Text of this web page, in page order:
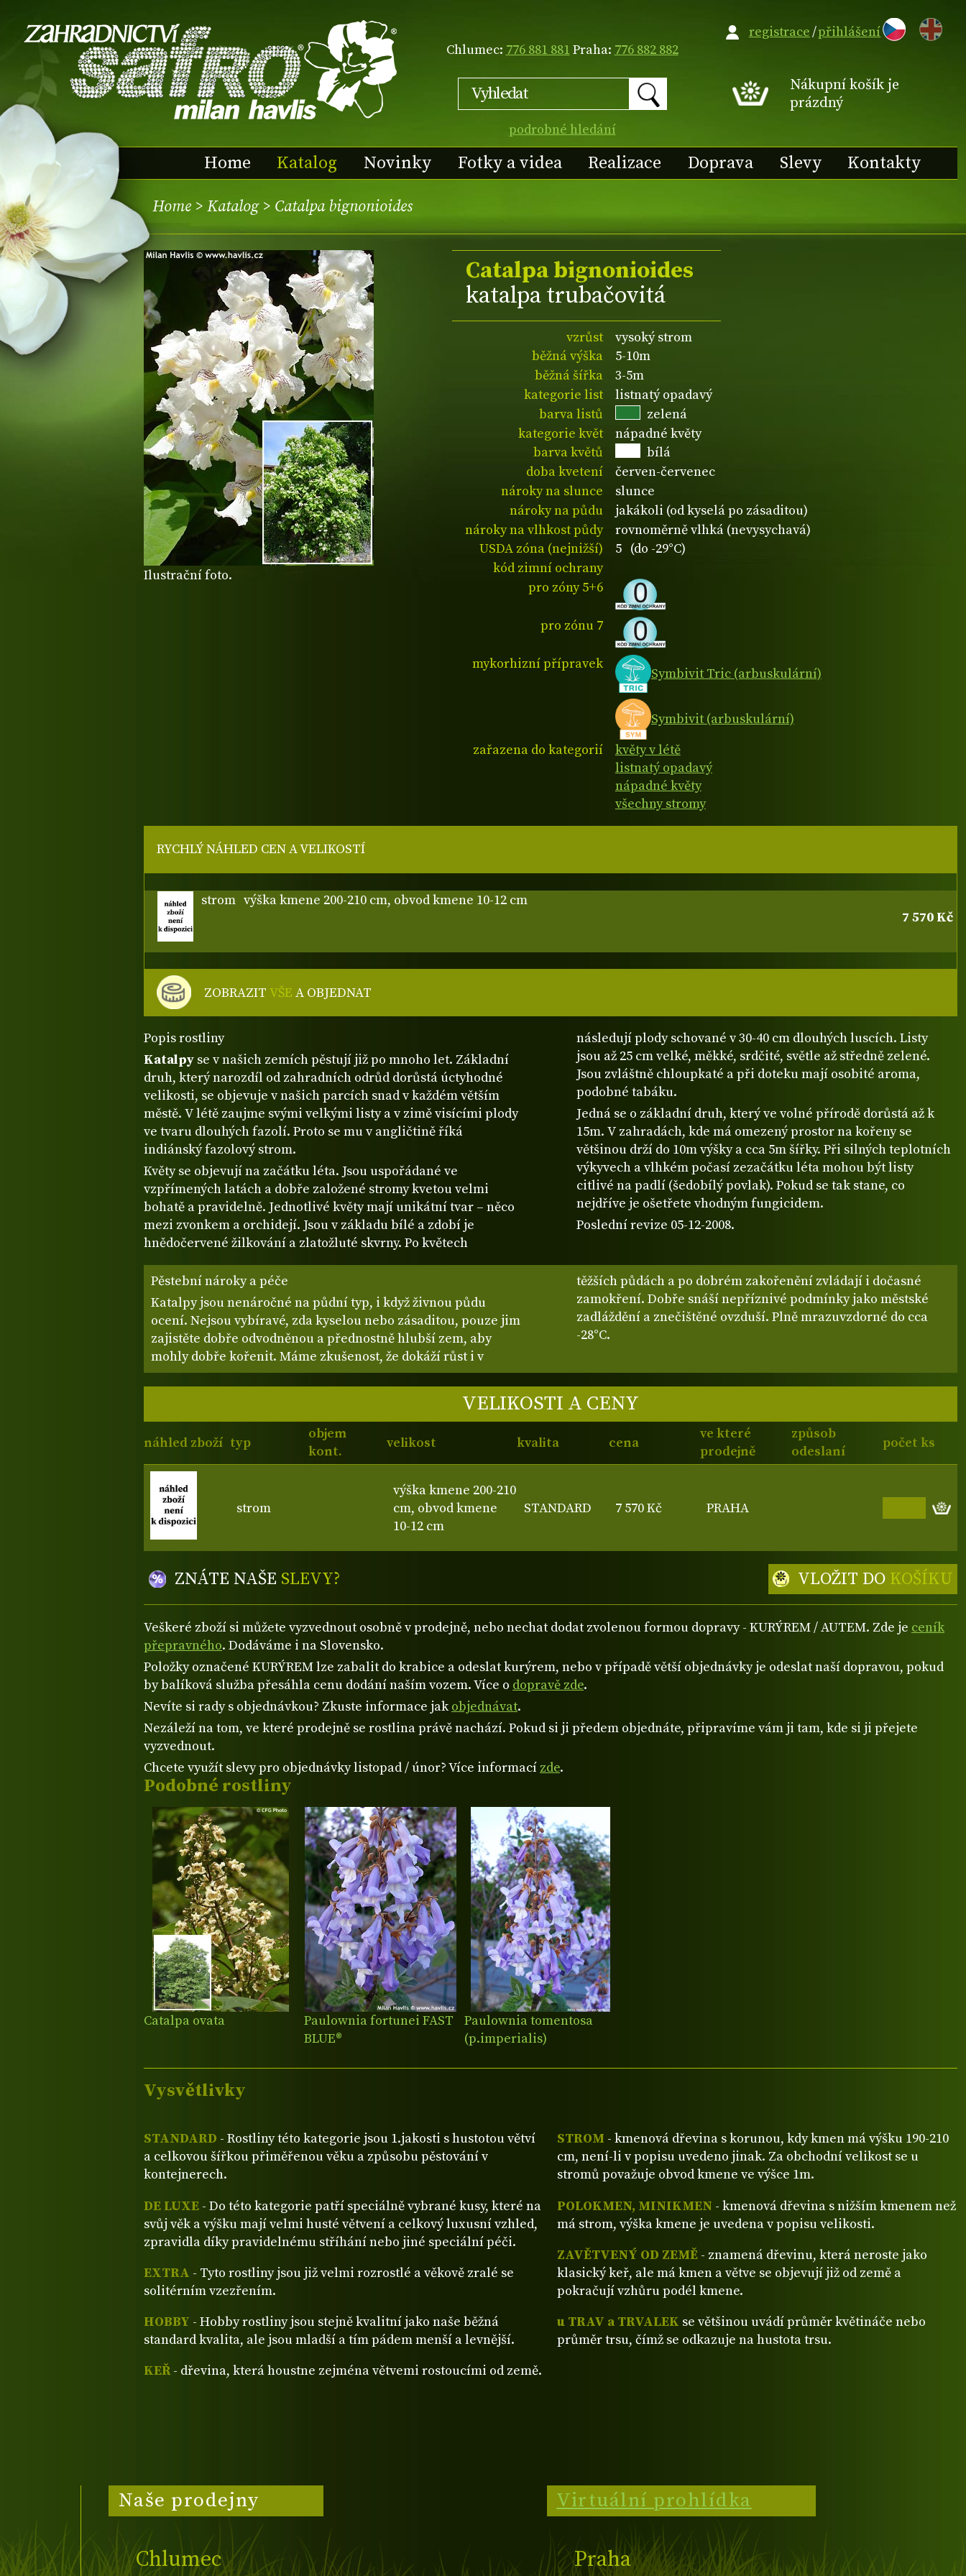
Chlumec: 776 881 881Praha: 776 882 882
podrobné hledání
EN
Nákupní košík je
prázdný
Home Katalog Novinky Fotky a videa Realizace Doprava Slevy Kontakty
registrace/přihlášení
Home > Katalog> Catalpa bignonioides
Ilustrační foto.
Catalpa bignonioides
katalpa trubačovitá
vzrůst
vysoký strom
běžná výška
5-10m
běžná šířka
3-5m
kategorie list
listnatý opadavý
barva listů
zelená
kategorie květ
nápadné květy
barva květů
bílá
doba kvetení
červen-červenec
nároky na slunce
slunce
nároky na půdu
jakákoli (od kyselá po zásaditou)
nároky na vlhkost půdy
rovnoměrně vlhká (nevysychavá)
USDA zóna (nejnižší)
5 (do -29°C)
kód zimní ochrany
pro zóny 5+6
pro zónu 7
mykorhizní přípravek
Symbivit Tric (arbuskulární)
Symbivit (arbuskulární)
zařazena do kategorií
květy v létě
listnatý opadavý
nápadné květy
všechny stromy
Popis rostliny
Katalpy se v našich zemích pěstují již po mnoho let. Základní
druh, který narozdíl od zahradních odrůd dorůstá úctyhodné
velikosti, se objevuje v našich parcích snad v každém větším
městě. V létě zaujme svými velkými listy a v zimě visícími plody
ve tvaru dlouhých fazolí. Proto se mu v angličtině říká
indiánský fazolový strom.
Květy se objevují na začátku léta. Jsou uspořádané ve
vzpřímených latách a dobře založené stromy kvetou velmi
bohatě a pravidelně. Jednotlivé květy mají unikátní tvar – něco
mezi zvonkem a orchidejí. Jsou v základu bílé a zdobí je
hnědočervené žilkování a zlatožluté skvrny. Po květech
následují plody schované v 30-40 cm dlouhých luscích. Listy
jsou až 25 cm velké, měkké, srdčité, světle až středně zelené.
Jsou zvláštně chloupkaté a při doteku mají osobité aroma,
podobné tabáku.
Jedná se o základní druh, který ve volné přírodě dorůstá až k
15m. V zahradách, kde má omezený prostor na kořeny se
většinou drží do 10m výšky a cca 5m šířky. Při silných teplotních
výkyvech a vlhkém počasí zezačátku léta mohou být listy
citlivé na padlí (šedobílý povlak). Pokud se tak stane, co
nejdříve je ošetřete vhodným fungicidem.
Poslední revize 05-12-2008.
Pěstební nároky a péče
Katalpy jsou nenáročné na půdní typ, i když živnou půdu
ocení. Nejsou vybíravé, zda kyselou nebo zásaditou, pouze jim
zajistěte dobře odvodněnou a přednostně hlubší zem, aby
mohly dobře kořenit. Máme zkušenost, že dokáží růst i v
těžších půdách a po dobrém zakořenění zvládají i dočasné
zamokření. Dobře snáší nepříznivé podmínky jako městské
zadláždění a znečištěné ovzduší. Plně mrazuvzdorné do cca
-28°C.
VELIKOSTI A CENY
náhled zboží typ
objem
kont.
velikost kvalita cena
ve které
prodejně
způsob
odeslaní
počet ks
strom
výška kmene 200-210
cm, obvod kmene
10-12 cm
STANDARD 7 570 Kč PRAHA
ZNÁTE NAŠE SLEVY? VLOŽIT DO KOŠÍKU
RYCHLÝ NÁHLED CEN A VELIKOSTÍ
strom výška kmene 200-210 cm, obvod kmene 10-12 cm
7 570 Kč
ZOBRAZITVŠE A OBJEDNAT
Podobné rostliny
Catalpa ovata
Paulownia fortunei FAST
BLUE®
Paulownia tomentosa
(p.imperialis)
Veškeré zboží si můžete vyzvednout osobně v prodejně, nebo nechat dodat zvolenou formou dopravy - KURÝREM / AUTEM. Zde je ceník
přepravného. Dodáváme i na Slovensko.
Položky označené KURÝREM lze zabalit do krabice a odeslat kurýrem, nebo v případě větší objednávky je odeslat naší dopravou, pokud
by balíková služba přesáhla cenu dodání naším vozem. Více o dopravě zde.
Nevíte si rady s objednávkou? Zkuste informace jakobjednávat.
Nezáleží na tom, ve které prodejně se rostlina právě nachází. Pokud si ji předem objednáte, připravíme vám ji tam, kde si ji přejete
vyzvednout.
Chcete využít slevy pro objednávky listopad / únor? Více informací zde.
Vysvětlivky
STANDARD - Rostliny této kategorie jsou 1.jakosti s hustotou větví
a celkovou šířkou přiměřenou věku a způsobu pěstování v
kontejnerech.
DE LUXE - Do této kategorie patří speciálně vybrané kusy, které na
svůj věk a výšku mají velmi husté větvení a celkový luxusní vzhled,
zpravidla díky pravidelnému stříhání nebo jiné speciální péči.
EXTRA - Tyto rostliny jsou již velmi rozrostlé a věkově zralé se
solitérním vzezřením.
HOBBY - Hobby rostliny jsou stejně kvalitní jako naše běžná
standard kvalita, ale jsou mladší a tím pádem menší a levnější.
KEŘ- dřevina, která houstne zejména větvemi rostoucími od země.
STROM - kmenová dřevina s korunou, kdy kmen má výšku 190-210
cm, není-li v popisu uvedeno jinak. Za obchodní velikost se u
stromů považuje obvod kmene ve výšce 1m.
POLOKMEN, MINIKMEN - kmenová dřevina s nižším kmenem než
má strom, výška kmene je uvedena v popisu velikosti.
ZAVĚTVENÝ OD ZEMĚ- znamená dřevinu, která neroste jako
klasický keř, ale má kmen a větve se objevují již od země a
pokračují vzhůru podél kmene.
u TRAV a TRVALEK se většinou uvádí průměr květináče nebo
průměr trsu, čímž se odkazuje na hustota trsu.
Naše prodejny
Chlumec
Virtuální prohlídka
Praha